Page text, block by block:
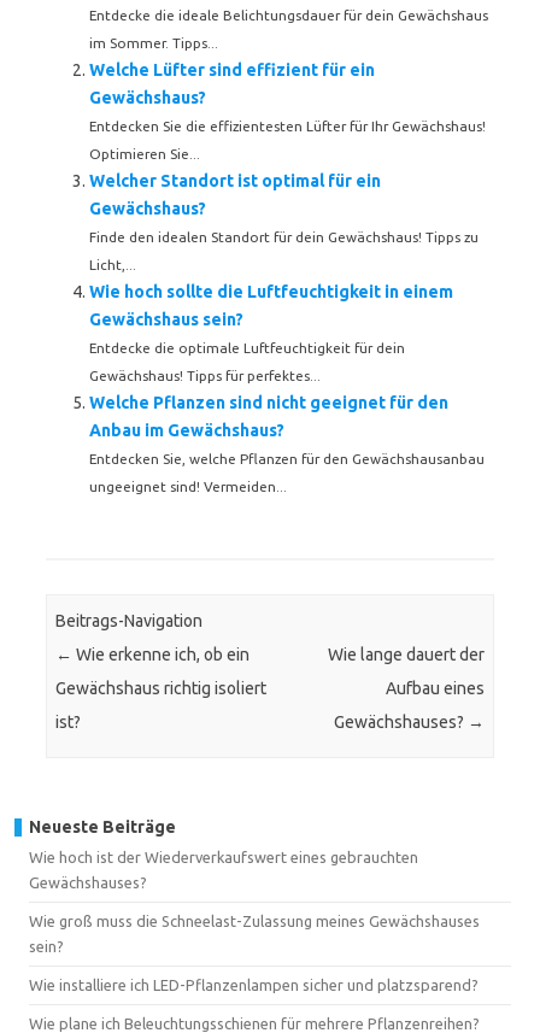
Entdecke die ideale Belichtungsdauer für dein Gewächshaus
im Sommer. Tipps...
Welche Lüfter sind effizient für ein
Gewächshaus?
Entdecken Sie die effizientesten Lüfter für Ihr Gewächshaus!
Optimieren Sie...
Welcher Standort ist optimal für ein
Gewächshaus?
Finde den idealen Standort für dein Gewächshaus! Tipps zu
Licht,...
Wie hoch sollte die Luftfeuchtigkeit in einem
Gewächshaus sein?
Entdecke die optimale Luftfeuchtigkeit für dein
Gewächshaus! Tipps für perfektes...
Welche Pflanzen sind nicht geeignet für den
Anbau im Gewächshaus?
Entdecken Sie, welche Pflanzen für den Gewächshausanbau
ungeeignet sind! Vermeiden...
Beitrags-Navigation
← Wie erkenne ich, ob ein
Gewächshaus richtig isoliert
ist?
Wie lange dauert der
Aufbau eines
Gewächshauses? →
Neueste Beiträge
Wie hoch ist der Wiederverkaufswert eines gebrauchten
Gewächshauses?
Wie groß muss die Schneelast-Zulassung meines Gewächshauses
sein?
Wie installiere ich LED-Pflanzenlampen sicher und platzsparend?
Wie plane ich Beleuchtungsschienen für mehrere Pflanzenreihen?